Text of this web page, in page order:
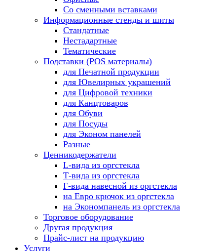
Со сменными вставками
Информационные стенды и шиты
Стандатные
Нестадартные
Тематические
Подставки (POS материалы)
для Печатной продукции
для Ювелирных украшений
для Цифровой техники
для Канцтоваров
для Обуви
для Посуды
для Эконом панелей
Разные
Ценникодержатели
L-вида из оргстекла
Т-вида из оргстекла
Г-вида навесной из оргстекла
на Евро крючок из оргстекла
на Экономпанель из оргстекла
Торговое оборудование
Другая продукция
Прайс-лист на продукцию
Услуги